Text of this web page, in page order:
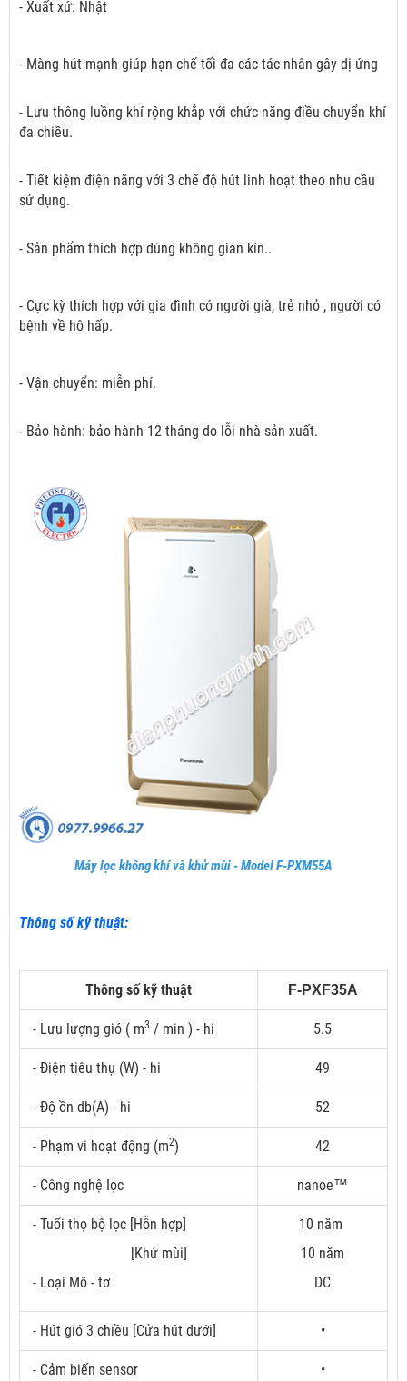
- Xuất xứ: Nhật
- Màng hút mạnh giúp hạn chế tối đa các tác nhân gây dị ứng
- Lưu thông luồng khí rộng khắp với chức năng điều chuyển khí
đa chiều.
- Tiết kiệm điện năng với 3 chế độ hút linh hoạt theo nhu cầu
sử dụng.
- Sản phẩm thích hợp dùng không gian kín..
- Cực kỳ thích hợp với gia đình có người già, trẻ nhỏ , người có
bệnh về hô hấp.
- Vận chuyển: miễn phí.
- Bảo hành: bảo hành 12 tháng do lỗi nhà sản xuất.
Máy lọc không khí và khử mùi - Model F-PXM55A
Thông số kỹ thuật:
Thông số kỹ thuật F-PXF35A
- Lưu lượng gió ( m3 / min ) - hi 5.5
- Điện tiêu thụ (W) - hi 49
- Độ ồn db(A) - hi 52
- Phạm vi hoạt động (m2) 42
- Công nghệ Iọc nanoe™
- Tuổi thọ bộ lọc [Hỗn hợp]
[Khử mùi]
- Loại Mô - tơ
10 năm
10 năm
DC
- Hút gió 3 chiều [Cửa hút dưới] •
- Cảm biến sensor •